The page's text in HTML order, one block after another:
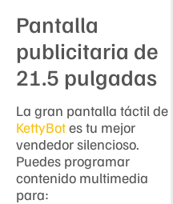
Pantalla
publicitaria de
21.5 pulgadas
La gran pantalla táctil de
KettyBotes tu mejor
vendedor silencioso.
Puedes programar
contenido multimedia
para: